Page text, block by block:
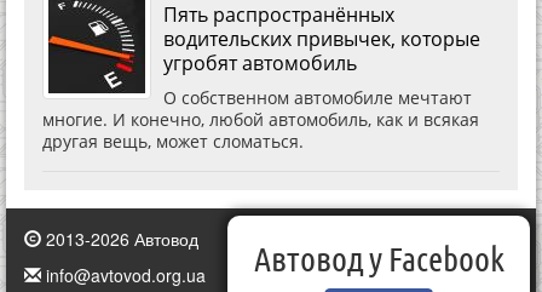
Пять распространённых
водительских привычек, которые
угробят автомобиль
О собственном автомобиле мечтают
многие. И конечно, любой автомобиль, как и всякая
другая вещь, может сломаться.
2013-2026 Автовод
info@avtovod.org.ua
Автовод у Facebook